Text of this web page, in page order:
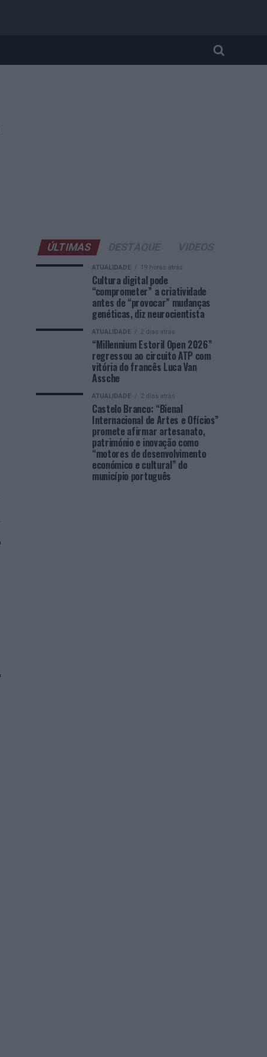
ÚLTIMAS
ATUALIDADE 19 horas atrás
Cultura digital pode
“comprometer” a criatividade
antes de “provocar” mudanças
genéticas, diz neurocientista
ATUALIDADE 2 dias atrás
“Millennium Estoril Open 2026”
regressou ao circuito ATP com
vitória do francês Luca Van
Assche
ATUALIDADE 2 dias atrás
Castelo Branco: “Bienal
Internacional de Artes e Ofícios”
promete afirmar artesanato,
património e inovação como
“motores de desenvolvimento
económico e cultural” do
município português